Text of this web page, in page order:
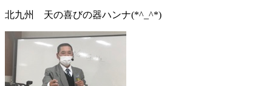
北九州 天の喜びの器ハンナ(*^_^*)